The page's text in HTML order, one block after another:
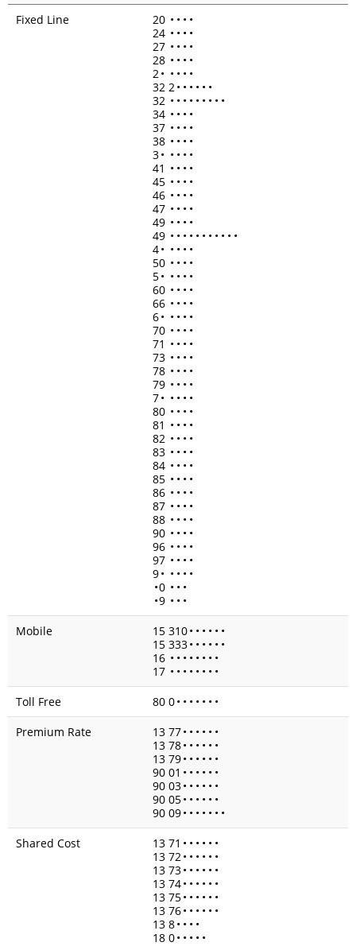
Fixed Line
20 • • • •
24 • • • •
27 • • • •
28 • • • •
2• • • • •
32 2• • • • • •
32 • • • • • • • • •
34 • • • •
37 • • • •
38 • • • •
3• • • • •
41 • • • •
45 • • • •
46 • • • •
47 • • • •
49 • • • •
49 • • • • • • • • • • •
4• • • • •
50 • • • •
5• • • • •
60 • • • •
66 • • • •
6• • • • •
70 • • • •
71 • • • •
73 • • • •
78 • • • •
79 • • • •
7• • • • •
80 • • • •
81 • • • •
82 • • • •
83 • • • •
84 • • • •
85 • • • •
86 • • • •
87 • • • •
88 • • • •
90 • • • •
96 • • • •
97 • • • •
9• • • • •
•0 • • •
•9 • • •
Mobile
15 310• • • • • •
15 333• • • • • •
16 • • • • • • • •
17 • • • • • • • •
Toll Free
80 0• • • • • • •
Premium Rate
13 77• • • • • •
13 78• • • • • •
13 79• • • • • •
90 01 • • • • • •
90 03• • • • • •
90 05• • • • • •
90 09• • • • • • •
Shared Cost
13 71 • • • • • •
13 72• • • • • •
13 73• • • • • •
13 74• • • • • •
13 75• • • • • •
13 76• • • • • •
13 8• • • •
18 0• • • • •